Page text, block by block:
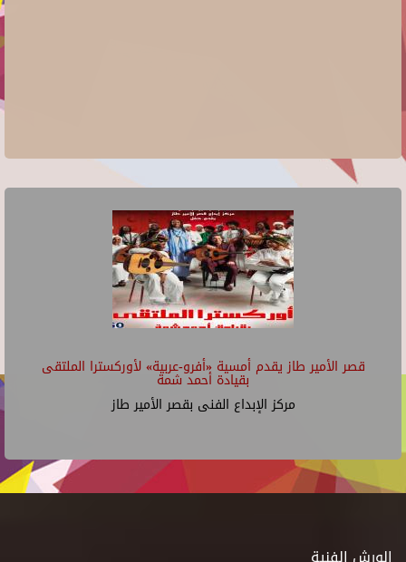
قصر الأمير طاز يقدم أمسية «أفرو-عربية» لأوركسترا الملتقى
بقيادة أحمد شمة
مركز الإبداع الفنى بقصر الأمير طاز